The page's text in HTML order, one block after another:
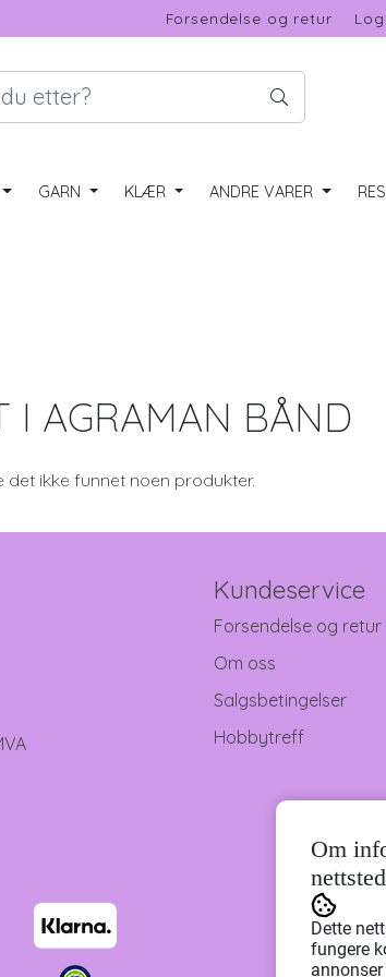
Forsendelse og retur
GARN KLÆR ANDRE VARER
I AGRAMAN BÅND
det ikke funnet noen produkter.
Kundeservice
Forsendelse og retur
Om oss
Salgsbetingelser
Hobbytreff
Om
Dette
fungere